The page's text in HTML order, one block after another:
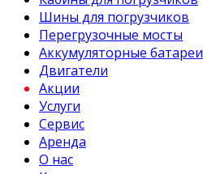
Шины для погрузчиков
Перегрузочные мосты
Аккумуляторные батареи
Двигатели
Акции
Услуги
Сервис
Аренда
О нас